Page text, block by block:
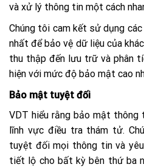
và xử lý thông tin một cách
Chúng tôi cam kết sử dụng
nhất để bảo vệ dữ liệu của
thu thập đến lưu trữ và phân
hiện với mức độ bảo mật cao
Bảo mật tuyệt đối
VDT hiểu rằng bảo mật
lĩnh vực điều tra thám tử.
tuyệt đối mọi thông tin và yêu
tiết lộ cho bất kỳ bên thứ ba